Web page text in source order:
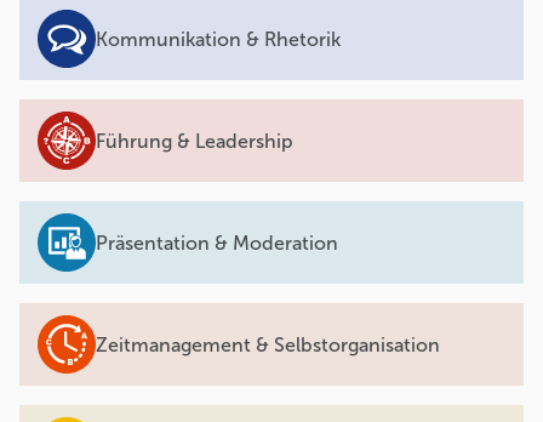
Kommunikation & Rhetorik
Führung & Leadership
Präsentation & Moderation
Zeitmanagement & Selbstorganisation